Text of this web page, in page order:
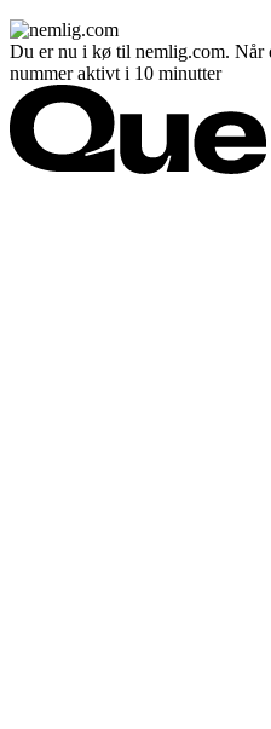
Du er nu i kø til nemlig.com. Når
nummer aktivt i 10 minutter